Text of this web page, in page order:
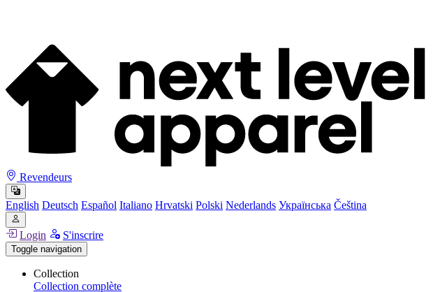
Revendeurs
English Deutsch Español Italiano Hrvatski Polski Nederlands Українська Čeština
Login S'inscrire
Toggle navigation
Collection
Collection complète